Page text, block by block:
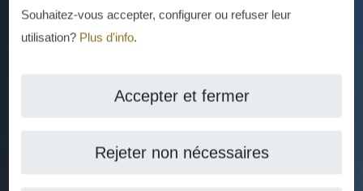
Souhaitez-vous accepter, configurer ou refuser leur
utilisation? Plus d'info.
Accepter et fermer
Rejeter non nécessaires